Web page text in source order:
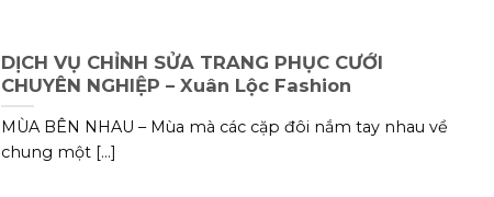
DỊCH VỤ CHỈNH SỬA TRANG PHỤC CƯỚI
CHUYÊN NGHIỆP – Xuân Lộc Fashion
MÙA BÊN NHAU – Mùa mà các cặp đôi nắm tay nhau về
chung một [...]